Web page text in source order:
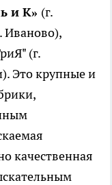
и К» (г.
Иваново),
(г.
Это крупные и
качественная